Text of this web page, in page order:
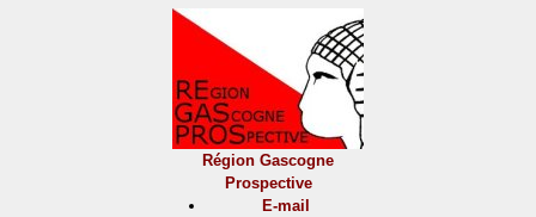
Région Gascogne
Prospective
E-mail